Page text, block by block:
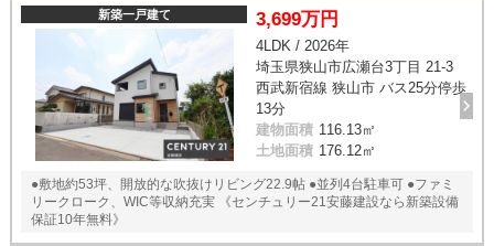
新築一戸建て 3,699万円
4LDK / 2026年
埼玉県狭山市広瀬台3丁目 21-3
西武新宿線 狭山市 バス25分停歩
13分
建物面積 116.13㎡
土地面積 176.12㎡
●敷地約53坪、開放的な吹抜けリビング22.9帖 ●並列4台駐車可 ●ファミ
リークローク、WIC等収納充実 《センチュリー21安藤建設なら新築設備
保証10年無料》